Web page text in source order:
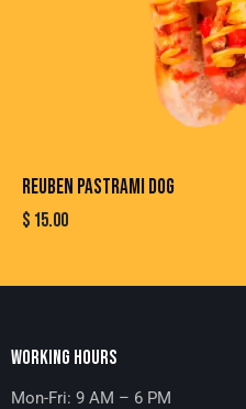
REUBEN PASTRAMI DOG
$ 15.00
WORKING HOURS
Mon-Fri: 9 AM – 6 PM